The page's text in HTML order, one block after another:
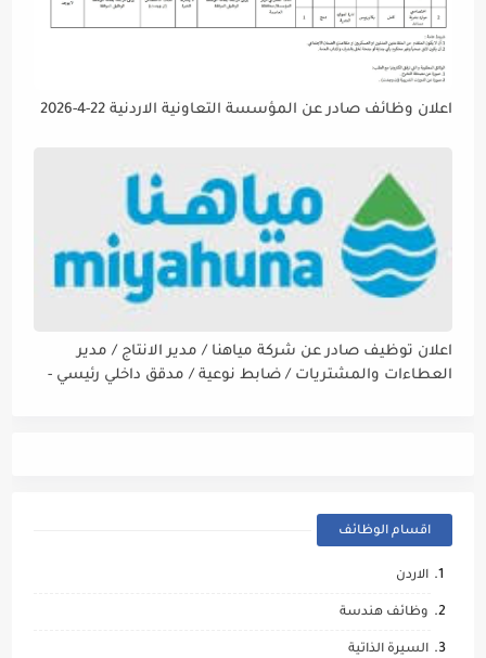
اعلان وظائف صادر عن المؤسسة التعاونية الاردنية 22-4-2026
اعلان توظيف صادر عن شركة مياهنا / مدير الانتاج / مدير
العطاءات والمشتريات / ضابط نوعية / مدقق داخلي رئيسي -
اقسام الوظائف
الاردن
وظائف هندسة
السيرة الذاتية